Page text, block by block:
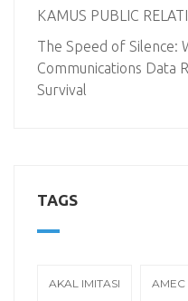
KAMUS PUBLIC
The Speed of Silence:
Communications Data
Survival
TAGS
AKAL IMITASI AMEC